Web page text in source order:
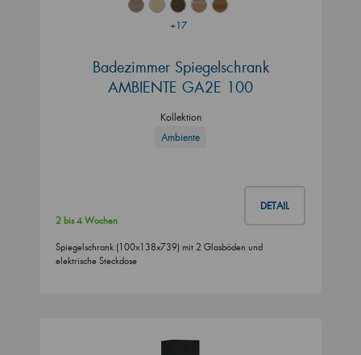
+17
Badezimmer Spiegelschrank
AMBIENTE GA2E 100
Kollektion
Ambiente
DETAIL
2 bis 4 Wochen
Spiegelschrank (100x138x739) mit 2 Glasböden und
elektrische Steckdose